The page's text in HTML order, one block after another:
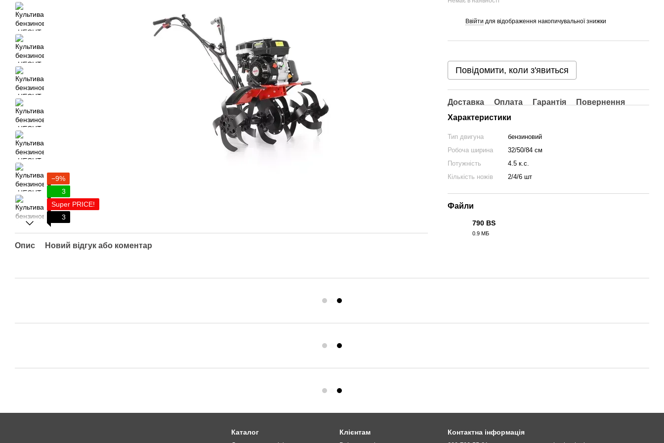
−9%
3
Super PRICE!
3
Опис Новий відгук або коментар
Ввійти для відображення накопичувальної знижки
Повідомити, коли з'явиться
Доставка Оплата Гарантія
Повернення
Характеристики
Тип двигуна
бензиновий
Робоча ширина
32/50/84 см
Потужність
4.5 к.с.
Кількість ножів
2/4/6 шт
Файли
790 BS
0.9 МБ
Каталог Клієнтам Контактна інформація